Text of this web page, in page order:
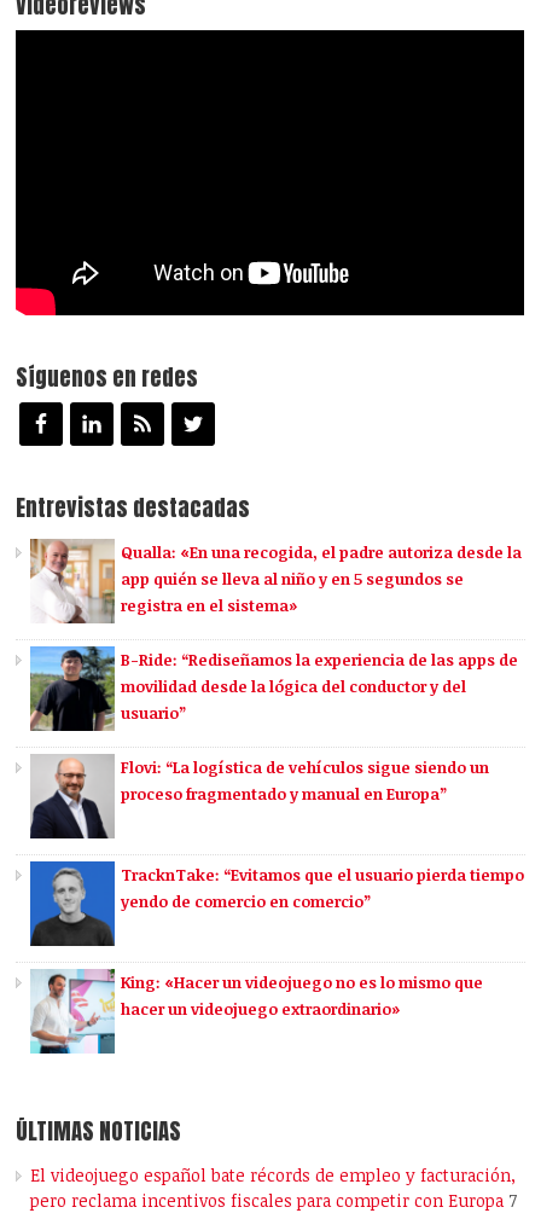
Síguenos en redes
Entrevistas destacadas
Qualla: «En una recogida, el padre autoriza desde la
app quién se lleva al niño y en 5 segundos se
registra en el sistema»
B-Ride: “Rediseñamos la experiencia de las apps de
movilidad desde la lógica del conductor y del
usuario”
Flovi: “La logística de vehículos sigue siendo un
proceso fragmentado y manual en Europa”
TracknTake: “Evitamos que el usuario pierda tiempo
yendo de comercio en comercio”
King: «Hacer un videojuego no es lo mismo que
hacer un videojuego extraordinario»
ÚLTIMAS NOTICIAS
El videojuego español bate récords de empleo y facturación,
pero reclama incentivos fiscales para competir con Europa 7